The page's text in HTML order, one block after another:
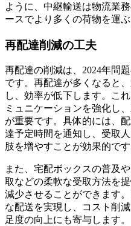
ように、中継輸送は物流業
ースでより多くの荷物を運
再配達削減の工夫
再配達の削減は、2024年問
です。再配達が多くなると
し、効率が低下します。こ
ミュニケーションを強化し
が重要です。具体的には、
達予定時間を通知し、受取
肢を増やすことが効果的です
また、宅配ボックスの普及
取などの柔軟な受取方法を
減少させることができます
な配送を実現し、コスト削
足度の向上にも寄与します。